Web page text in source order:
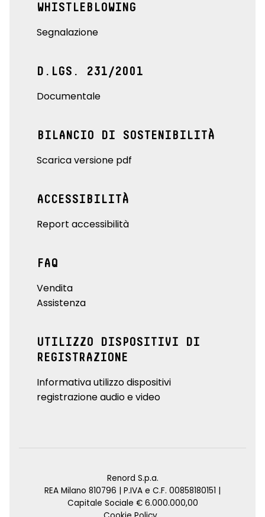
WHISTLEBLOWING
Segnalazione
D.LGS. 231/2001
Documentale
BILANCIO DI SOSTENIBILITÀ
Scarica versione pdf
ACCESSIBILITÀ
Report accessibilità
FAQ
Vendita
Assistenza
UTILIZZO DISPOSITIVI DI
REGISTRAZIONE
Informativa utilizzo dispositivi
registrazione audio e video
Renord S.p.a.
REA Milano 810796 | P.IVA e C.F. 00858180151 |
Capitale Sociale € 6.000.000,00